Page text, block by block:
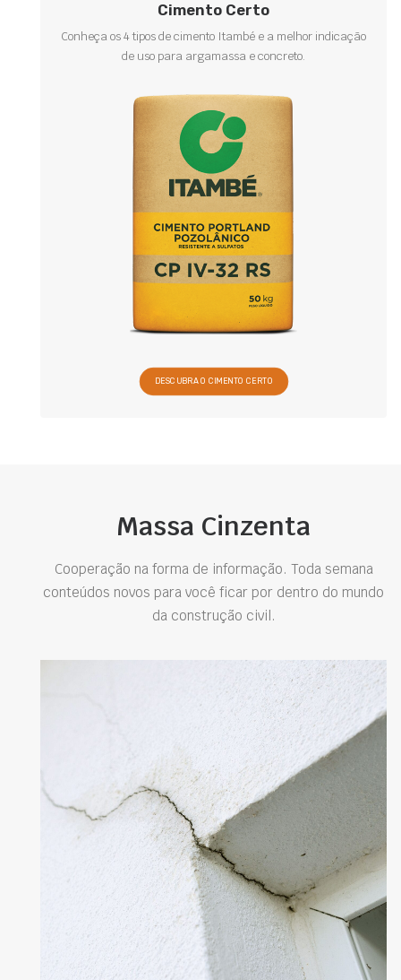
Cimento Certo
Conheça os 4 tipos de cimento Itambé e a melhor indicação
de uso para argamassa e concreto.
DESCUBRA O CIMENTO CERTO
Massa Cinzenta
Cooperação na forma de informação. Toda semana
conteúdos novos para você ficar por dentro do mundo
da construção civil.